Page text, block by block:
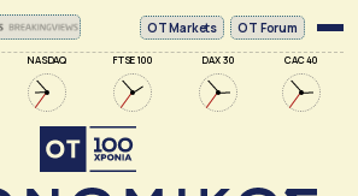
NASDAQ FTSE 100 DAX 30 CAC 40
ΟΤ Markets OT Forum